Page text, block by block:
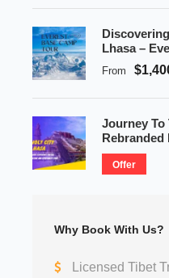
Lhasa –
From
Journey To
Rebranded
Offer
Why Book With Us?
Licensed Tibet